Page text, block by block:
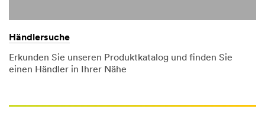
Händlersuche
Erkunden Sie unseren Produktkatalog und finden Sie
einen Händler in Ihrer Nähe